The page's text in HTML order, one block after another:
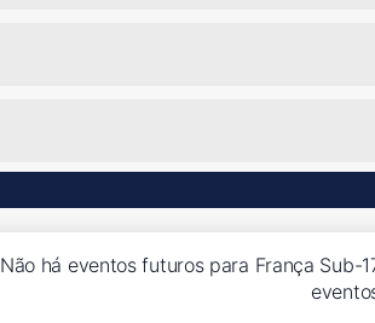
Não há eventos futuros para França Sub-